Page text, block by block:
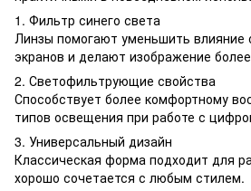
1. Фильтр синего света
Линзы помогают уменьшить влияние
экранов и делают изображение
2. Светофильтрующие свойства
Способствует более комфортному
типов освещения при работе с
3. Универсальный дизайн
Классическая форма подходит для
хорошо сочетается с любым стилем.